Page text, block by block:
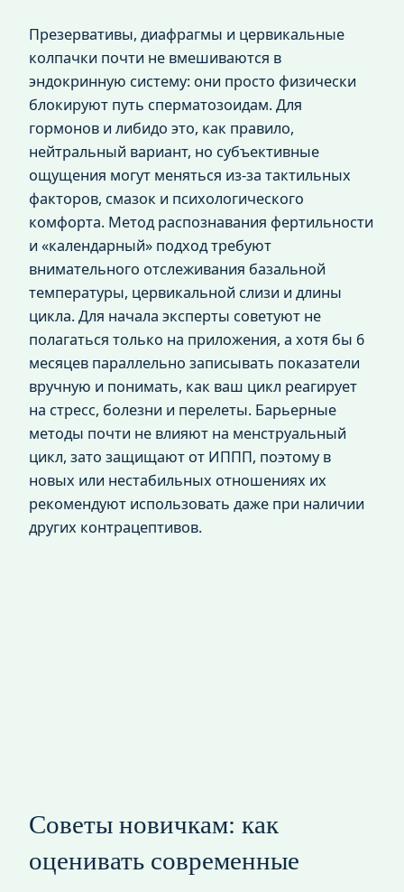
Презервативы, диафрагмы и цервикальные
колпачки почти не вмешиваются в
эндокринную систему: они просто физически
блокируют путь сперматозоидам. Для
гормонов и либидо это, как правило,
нейтральный вариант, но субъективные
ощущения могут меняться из-за тактильных
факторов, смазок и психологического
комфорта. Метод распознавания фертильности
и «календарный» подход требуют
внимательного отслеживания базальной
температуры, цервикальной слизи и длины
цикла. Для начала эксперты советуют не
полагаться только на приложения, а хотя бы 6
месяцев параллельно записывать показатели
вручную и понимать, как ваш цикл реагирует
на стресс, болезни и перелеты. Барьерные
методы почти не влияют на менструальный
цикл, зато защищают от ИППП, поэтому в
новых или нестабильных отношениях их
рекомендуют использовать даже при наличии
других контрацептивов.
Советы новичкам: как
оценивать современные